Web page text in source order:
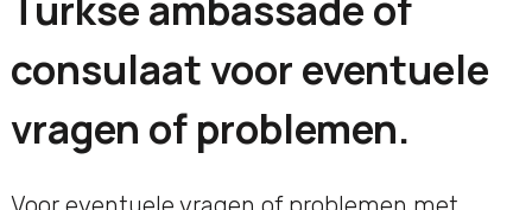
consulaat voor eventuele
vragen of problemen.